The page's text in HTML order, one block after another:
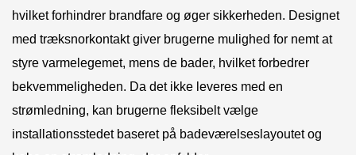
hvilket forhindrer brandfare og øger sikkerheden. Designet
med træksnorkontakt giver brugerne mulighed for nemt at
styre varmelegemet, mens de bader, hvilket forbedrer
bekvemmeligheden. Da det ikke leveres med en
strømledning, kan brugerne fleksibelt vælge
installationsstedet baseret på badeværelseslayoutet og